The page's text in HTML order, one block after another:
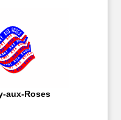
aux-Roses